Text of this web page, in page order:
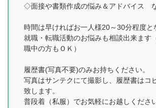
◇面接や書類作成の悩み＆アドバイス
時間は早ければお一人様20～30分程度と
就職・転職活動のお悩みも相談出来ます
職中の方もＯＫ）
履歴書(写真不要)のみお持ちください。
写真はサンテクにて撮影し、履歴書はコ
致します。
普段着（私服）でお気軽にお越しください